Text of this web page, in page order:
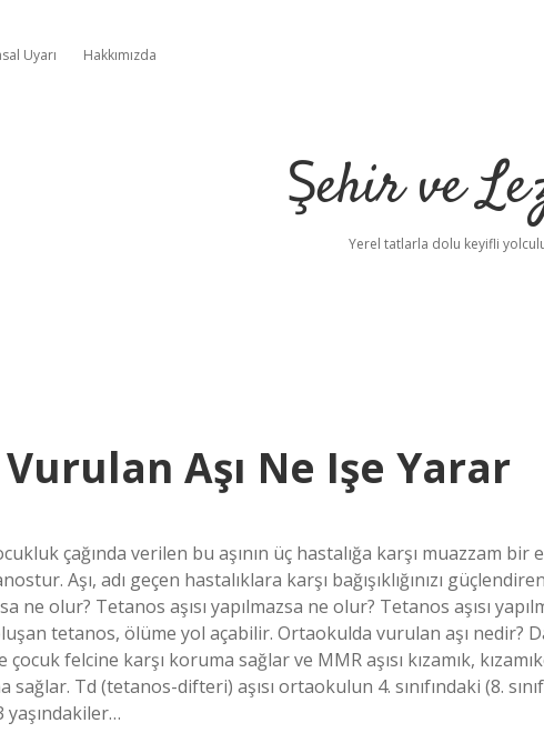
Uyarı Hakkımızda
Şehir ve
Yerel tatlarla dolu keyifli
Vurulan Aşı Ne Işe Yarar
çağında verilen bu aşının üç hastalığa karşı muazzam
Aşı, adı geçen hastalıklara karşı bağışıklığınızı
ne olur? Tetanos aşısı yapılmazsa ne olur? Tetanos aşısı
tetanos, ölüme yol açabilir. Ortaokulda vurulan aşı nedir?
felcine karşı koruma sağlar ve MMR aşısı kızamık,
Td (tetanos-difteri) aşısı ortaokulun 4. sınıfındaki (8.
yaşındakiler…